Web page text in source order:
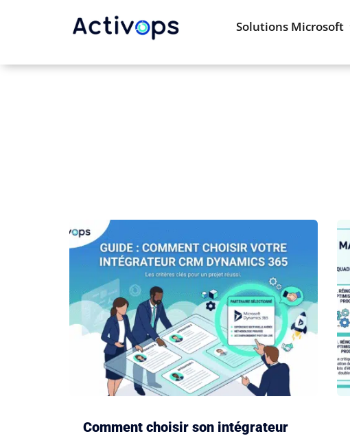
Solutions Microsoft
Comment choisir son intégrateur